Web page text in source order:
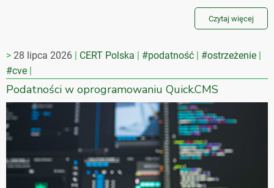
Czytaj więcej
28 lipca 2026 CERT Polska #podatność
#ostrzeżenie
#cve
Podatności w oprogramowaniu Quick.CMS